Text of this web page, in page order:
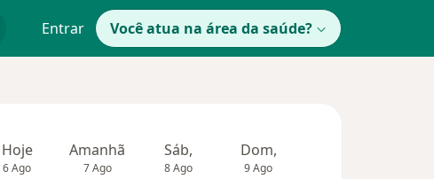
Entrar Você atua na área da saúde?
Hoje
6 Ago
Amanhã
7 Ago
Sáb,
8 Ago
Dom,
9 Ago